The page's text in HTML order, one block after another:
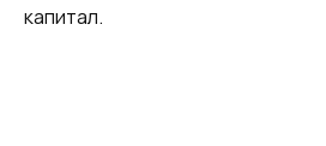
капитал.